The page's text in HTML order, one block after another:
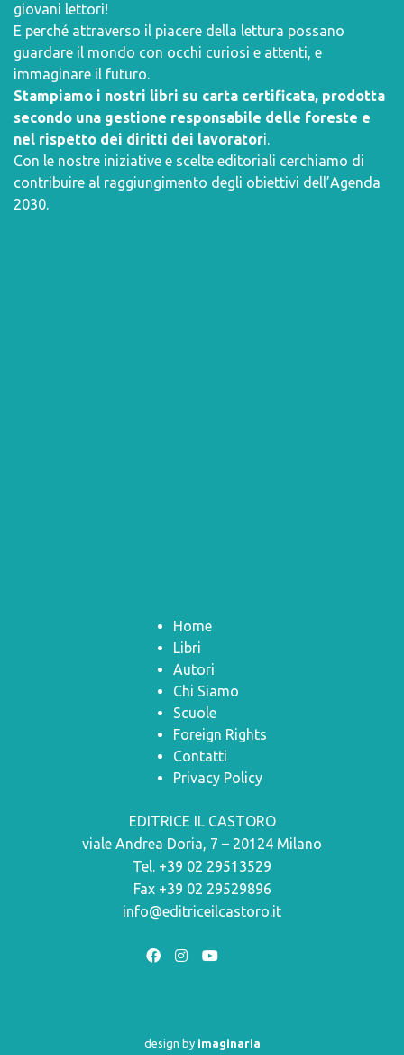
giovani lettori!
E perché attraverso il piacere della lettura possano
guardare il mondo con occhi curiosi e attenti, e
immaginare il futuro.
Stampiamo i nostri libri su carta certificata, prodotta
secondo una gestione responsabile delle foreste e
nel rispetto dei diritti dei lavoratori.
Con le nostre iniziative e scelte editoriali cerchiamo di
contribuire al raggiungimento degli obiettivi dell’Agenda
2030.
Home
Libri
Autori
Chi Siamo
Scuole
Foreign Rights
Contatti
Privacy Policy
EDITRICE IL CASTORO
viale Andrea Doria, 7 – 20124 Milano
Tel. +39 02 29513529
Fax +39 02 29529896
info@editriceilcastoro.it
design by imaginaria